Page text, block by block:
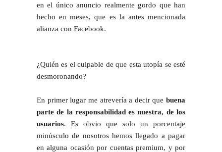
en el único anuncio realmente gordo que han
hecho en meses, que es la antes mencionada
alianza con Facebook.
¿Quién es el culpable de que esta utopía se esté
desmoronando?
En primer lugar me atrevería a decir que buena
parte de la responsabilidad es nuestra, de los
usuarios. Es obvio que solo un porcentaje
minúsculo de nosotros hemos llegado a pagar
en alguna ocasión por cuentas premium, y por